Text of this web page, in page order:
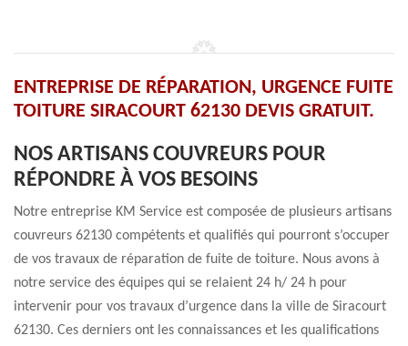
ENTREPRISE DE RÉPARATION, URGENCE FUITE
TOITURE SIRACOURT 62130 DEVIS GRATUIT.
NOS ARTISANS COUVREURS POUR
RÉPONDRE À VOS BESOINS
Notre entreprise KM Service est composée de plusieurs artisans
couvreurs 62130 compétents et qualifiés qui pourront s’occuper
de vos travaux de réparation de fuite de toiture. Nous avons à
notre service des équipes qui se relaient 24 h/ 24 h pour
intervenir pour vos travaux d’urgence dans la ville de Siracourt
62130. Ces derniers ont les connaissances et les qualifications